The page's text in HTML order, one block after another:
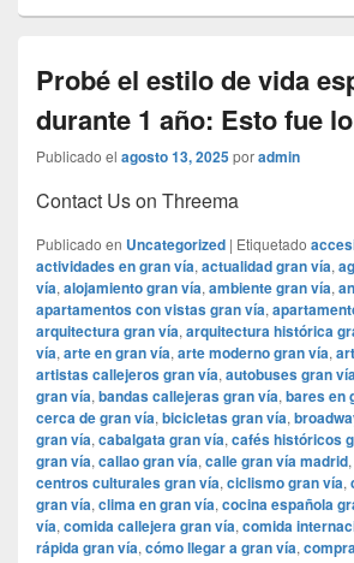
Probé el estilo de vida
durante 1 año: Esto fue
Publicado el agosto 13, 2025poradmin
Contact Us on Threema
Publicado en Uncategorized | Etiquetado
actividades en gran vía, actualidad gran vía,
vía, alojamiento gran vía, ambiente gran vía,
apartamentos con vistas gran vía,
arquitectura gran vía, arquitectura histórica
vía, arte en gran vía, arte moderno gran vía,
artistas callejeros gran vía, autobuses gran
gran vía, bandas callejeras gran vía, bares en
cerca de gran vía, bicicletas gran vía,
gran vía, cabalgata gran vía, cafés históricos
gran vía, callao gran vía, calle gran vía madrid,
centros culturales gran vía, ciclismo gran vía,
gran vía, clima en gran vía, cocina española
vía, comida callejera gran vía, comida
rápida gran vía, cómo llegar a gran vía,